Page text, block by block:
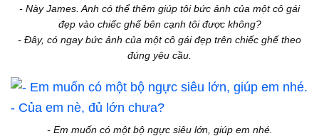
- Này James. Anh có thể thêm giúp tôi bức ảnh của một cô gái
đẹp vào chiếc ghế bên cạnh tôi được không?
- Đây, có ngay bức ảnh của một cô gái đẹp trên chiếc ghế theo
đúng yêu cầu.
- Em muốn có một bộ ngực siêu lớn, giúp em nhé.